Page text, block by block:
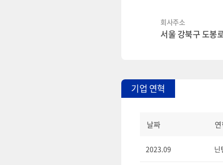
회사주소
서울 강북구 도봉
기업 연혁
날짜
2023.09 닌